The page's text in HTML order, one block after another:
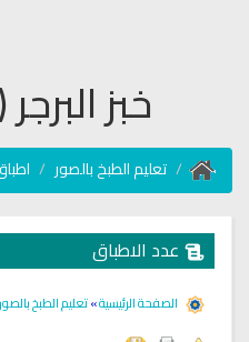
خبز
تعليم الطبخ بالصور
عدد الاطباق
الصفحة الرئيسية»تعليم الطبخ بالصور